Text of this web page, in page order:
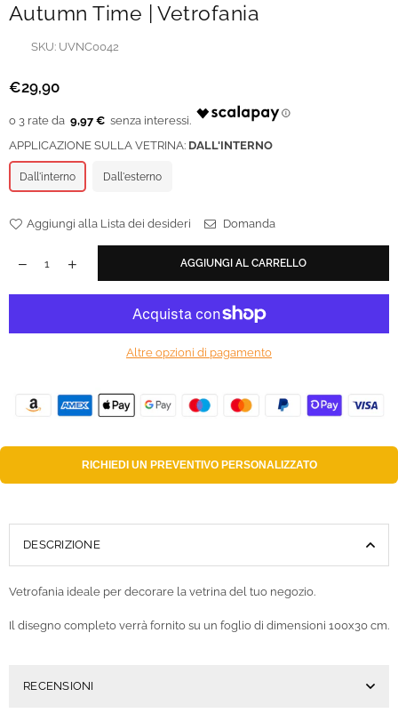
Autumn Time | Vetrofania
SKU: UVNC0042
Prezzo
€29,90
9,97 €
APPLICAZIONE SULLA VETRINA: DALL'INTERNO
Dall'interno Dall'esterno
Aggiungi alla Lista dei desideri Domanda
AGGIUNGI AL CARRELLO
Altre opzioni di pagamento
RICHIEDI UN PREVENTIVO PERSONALIZZATO
DESCRIZIONE
Vetrofania ideale per decorare la vetrina del tuo negozio.
Il disegno completo verrà fornito su un foglio di dimensioni 100x30 cm.
RECENSIONI